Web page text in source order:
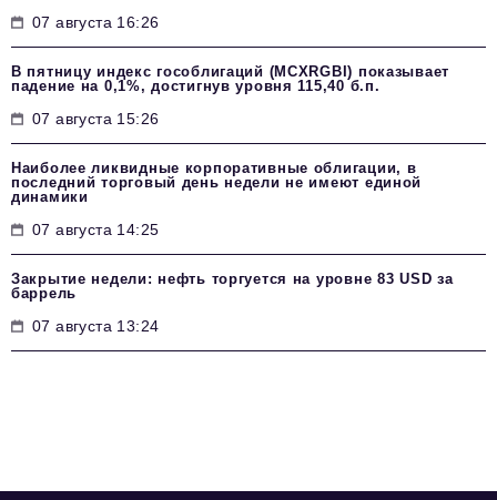
07 августа 16:26
В пятницу индекс гособлигаций (MCXRGBI) показывает
падение на 0,1%, достигнув уровня 115,40 б.п.
07 августа 15:26
Наиболее ликвидные корпоративные облигации, в
последний торговый день недели не имеют единой
динамики
07 августа 14:25
Закрытие недели: нефть торгуется на уровне 83 USD за
баррель
07 августа 13:24